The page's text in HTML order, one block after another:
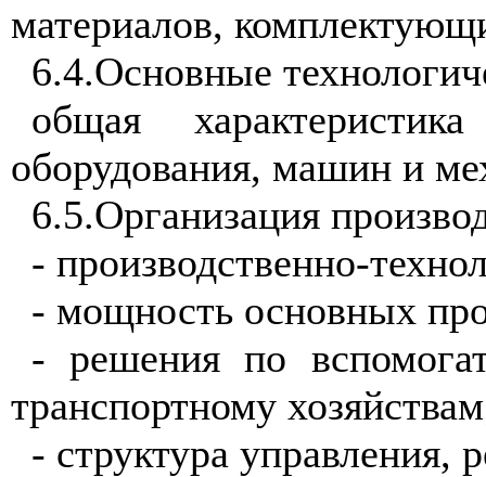
материалов,
6.4.Основные
общая
оборудования, машин и
6.5.Организация
- производственно-
- мощность основных
- решения по
транспортному
- структура управления,